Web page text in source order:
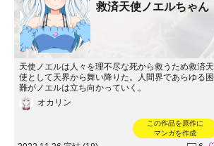
救済天使ノエルちゃん
天使ノエルは人々を理不尽な死から救うため救済天
使として天界から舞い降りた。人間界であらゆる困
難がノエルは立ち向かっていく。
オカリン
この作品を原作に
マンガを作成